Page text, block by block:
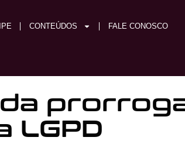
CONTEÚDOS FALE CONOSCO
da
LGPD